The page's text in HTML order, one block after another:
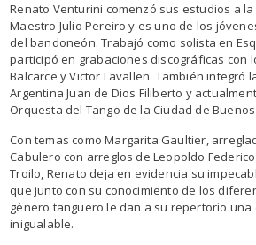
Renato Venturini comenzó sus estudios a
Maestro Julio Pereiro y es uno de los
del bandoneón. Trabajó como solista en
participó en grabaciones discográficas con
Balcarce y Victor Lavallen. También integró
Argentina Juan de Dios Filiberto y
Orquesta del Tango de la Ciudad de
Con temas como Margarita Gaultier,
Cabulero con arreglos de Leopoldo
Troilo, Renato deja en evidencia su
que junto con su conocimiento de los
género tanguero le dan a su repertorio una
inigualable.